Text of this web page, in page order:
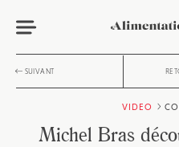
SUIVANT
VIDEO
Michel Bras